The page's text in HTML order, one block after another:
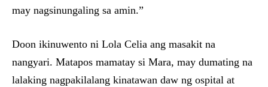
may nagsinungaling sa amin.”
Doon ikinuwento ni Lola Celia ang masakit na
nangyari. Matapos mamatay si Mara, may dumating na
lalaking nagpakilalang kinatawan daw ng ospital at